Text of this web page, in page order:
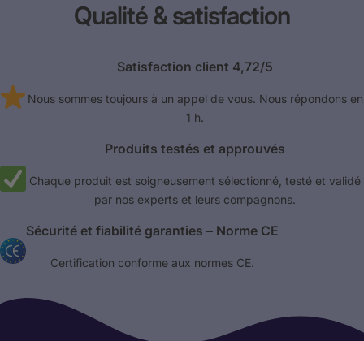
Qualité & satisfaction
Satisfaction client 4,72/5
Nous sommes toujours à un appel de vous. Nous répondons en
1 h.
Produits testés et approuvés
Chaque produit est soigneusement sélectionné, testé et validé
par nos experts et leurs compagnons.
Sécurité et fiabilité garanties – Norme CE
Certification conforme aux normes CE.